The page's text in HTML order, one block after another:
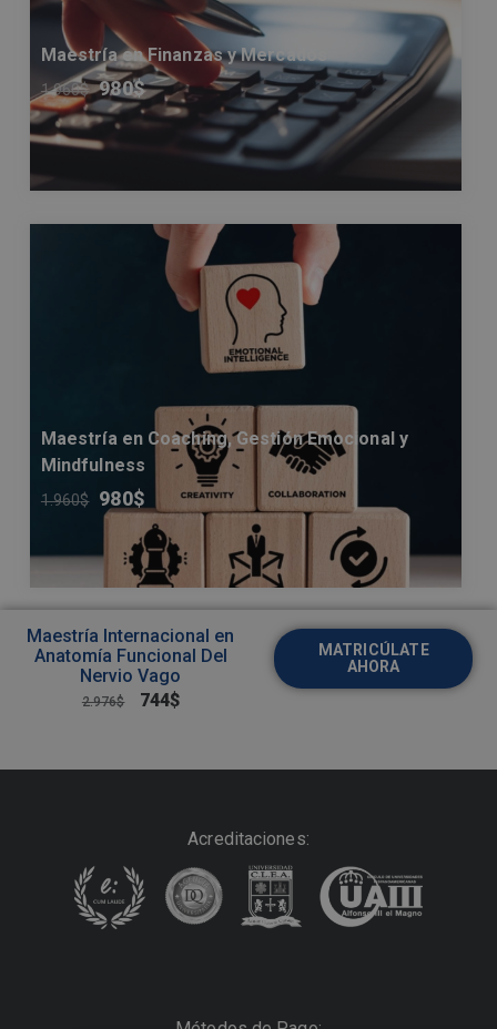
Maestría en Finanzas y Mercados
1.960$ 980$
Maestría en Coaching, Gestión Emocional y
Mindfulness
1.960$ 980$
Maestría Internacional en
Anatomía Funcional Del
Nervio Vago
2.976$ 744$
MATRICÚLATE
AHORA
Acreditaciones: